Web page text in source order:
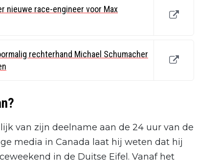
nieuwe race-engineer voor Max
rechterhand Michael Schumacher
van zijn deelname aan de 24 uur van de
media in Canada laat hij weten dat hij
in de Duitse Eifel. Vanaf het